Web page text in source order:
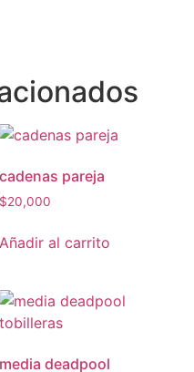
cadenas pareja
$20,000
Añadir al carrito
media deadpool